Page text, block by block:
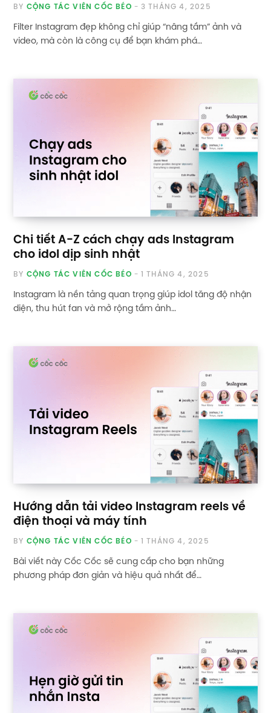
BY CỘNG TÁC VIÊN CỐC BÉO 3 THÁNG 4, 2025
Filter Instagram đẹp không chỉ giúp “nâng tầm” ảnh và
video, mà còn là công cụ để bạn khám phá…
Chi tiết A-Z cách chạy ads Instagram
cho idol dịp sinh nhật
BY CỘNG TÁC VIÊN CỐC BÉO 1 THÁNG 4, 2025
Instagram là nền tảng quan trọng giúp idol tăng độ nhận
diện, thu hút fan và mở rộng tầm ảnh…
Hướng dẫn tải video Instagram reels về
điện thoại và máy tính
BY CỘNG TÁC VIÊN CỐC BÉO 1 THÁNG 4, 2025
Bài viết này Cốc Cốc sẽ cung cấp cho bạn những
phương pháp đơn giản và hiệu quả nhất để…